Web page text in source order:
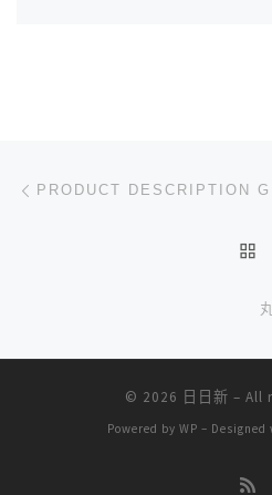
文章导航
PRODUCT DESCRIPTION
© 2026 日日新 – All
Powered by WP –